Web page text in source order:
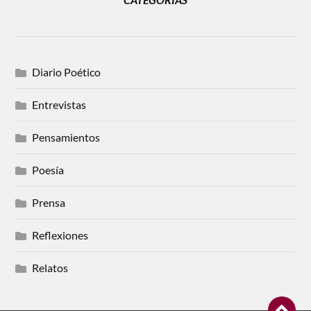
Diario Poético
Entrevistas
Pensamientos
Poesía
Prensa
Reflexiones
Relatos